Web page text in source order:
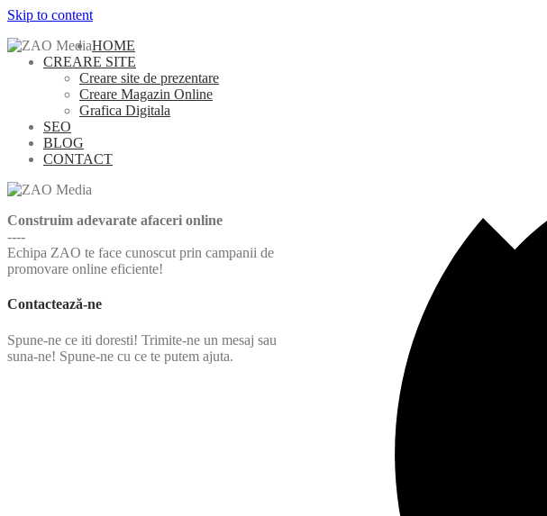
Skip to content
HOME
CREARE SITE
Creare site de prezentare
Creare Magazin Online
Grafica Digitala
SEO
BLOG
CONTACT
Construim adevarate afaceri online
----
Echipa ZAO te face cunoscut prin campanii de
promovare online eficiente!
Contactează-ne
Spune-ne ce iti doresti! Trimite-ne un mesaj sau
suna-ne! Spune-ne cu ce te putem ajuta.